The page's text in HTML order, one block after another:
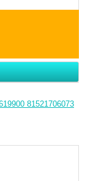
81521706073